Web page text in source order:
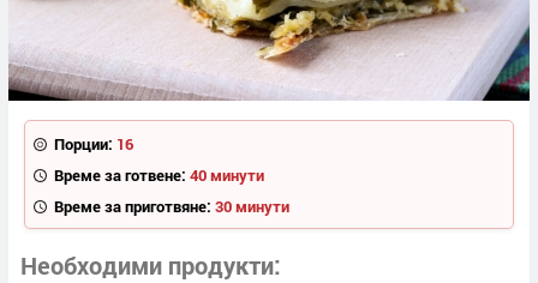
Порции: 16
Време за готвене: 40 минути
Време за приготвяне: 30 минути
Необходими продукти